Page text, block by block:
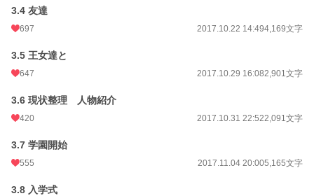
3.4 友達
697 2017.10.22 14:494,169文字
3.5 王女達と
647 2017.10.29 16:082,901文字
3.6 現状整理 人物紹介
420 2017.10.31 22:522,091文字
3.7 学園開始
555 2017.11.04 20:005,165文字
3.8 入学式